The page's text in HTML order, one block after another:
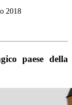
2018
paese della